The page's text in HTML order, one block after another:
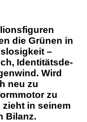
die Grünen in
–
Identi­täts­de­
Wird
neu zu
zu
in seinem
Bilanz.